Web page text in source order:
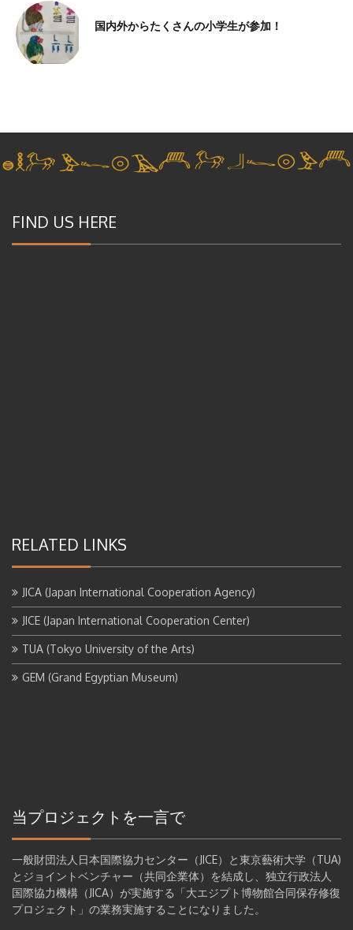
国内外からたくさんの小学生が参加！
FIND US HERE
RELATED LINKS
JICA (Japan International Cooperation Agency)
JICE (Japan International Cooperation Center)
TUA (Tokyo University of the Arts)
GEM (Grand Egyptian Museum)
当プロジェクトを一言で
一般財団法人日本国際協力センター（JICE）と東京藝術大学（TUA)
とジョイントベンチャー（共同企業体）を結成し、独立行政法人
国際協力機構（JICA）が実施する「大エジプト博物館合同保存修復
プロジェクト」の業務実施することになりました。